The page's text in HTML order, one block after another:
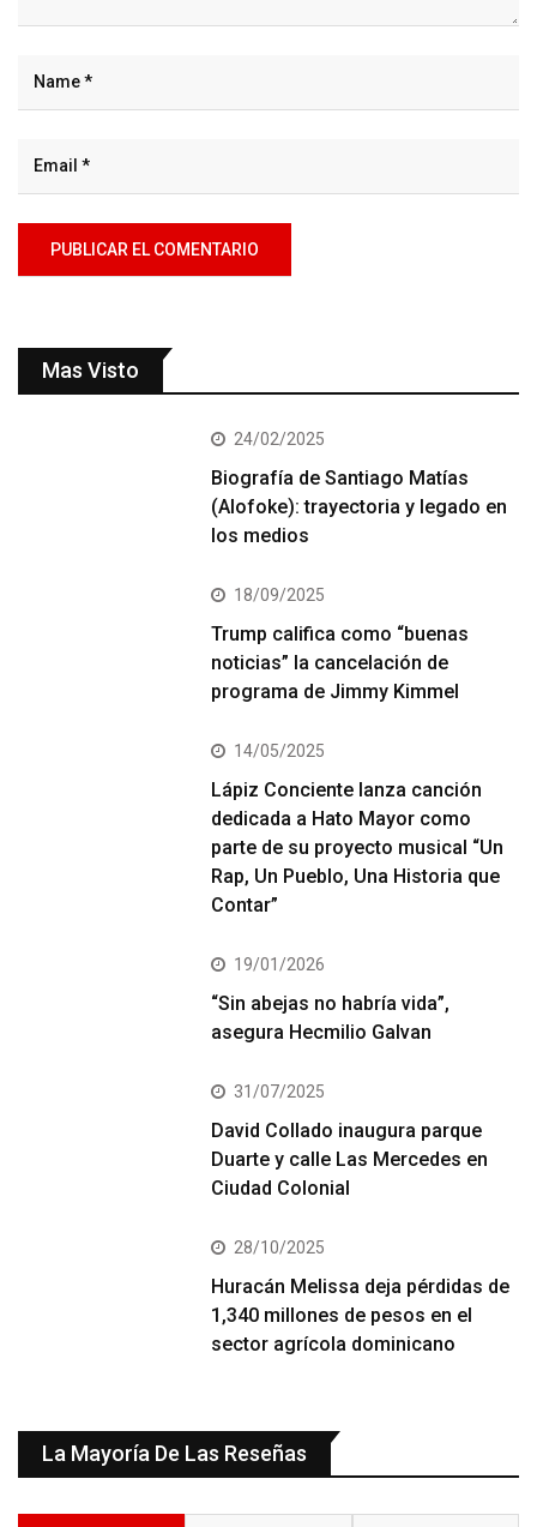
Mas Visto
24/02/2025
Biografía de Santiago Matías
(Alofoke): trayectoria y legado en
los medios
18/09/2025
Trump califica como “buenas
noticias” la cancelación de
programa de Jimmy Kimmel
14/05/2025
Lápiz Conciente lanza canción
dedicada a Hato Mayor como
parte de su proyecto musical “Un
Rap, Un Pueblo, Una Historia que
Contar”
19/01/2026
“Sin abejas no habría vida”,
asegura Hecmilio Galvan
31/07/2025
David Collado inaugura parque
Duarte y calle Las Mercedes en
Ciudad Colonial
28/10/2025
Huracán Melissa deja pérdidas de
1,340 millones de pesos en el
sector agrícola dominicano
La Mayoría De Las Reseñas